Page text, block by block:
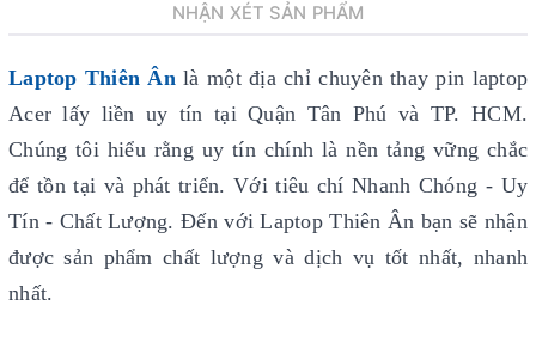
NHẬN XÉT SẢN PHẨM
Laptop Thiên Ân là một địa chỉ chuyên thay pin laptop
Acer lấy liền uy tín tại Quận Tân Phú và TP. HCM.
Chúng tôi hiểu rằng uy tín chính là nền tảng vững chắc
để tồn tại và phát triển. Với tiêu chí Nhanh Chóng - Uy
Tín - Chất Lượng. Đến với Laptop Thiên Ân bạn sẽ nhận
được sản phẩm chất lượng và dịch vụ tốt nhất, nhanh
nhất.